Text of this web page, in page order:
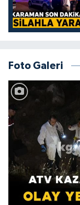
Foto Galeri